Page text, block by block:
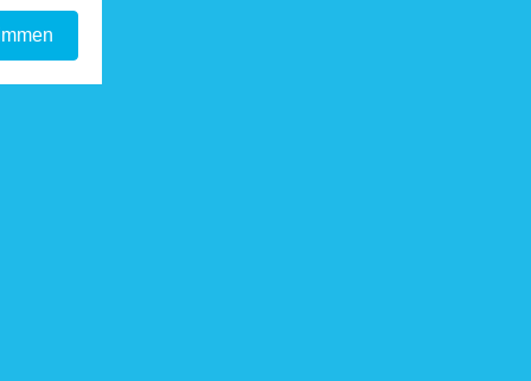
an
zur
Daten
zu